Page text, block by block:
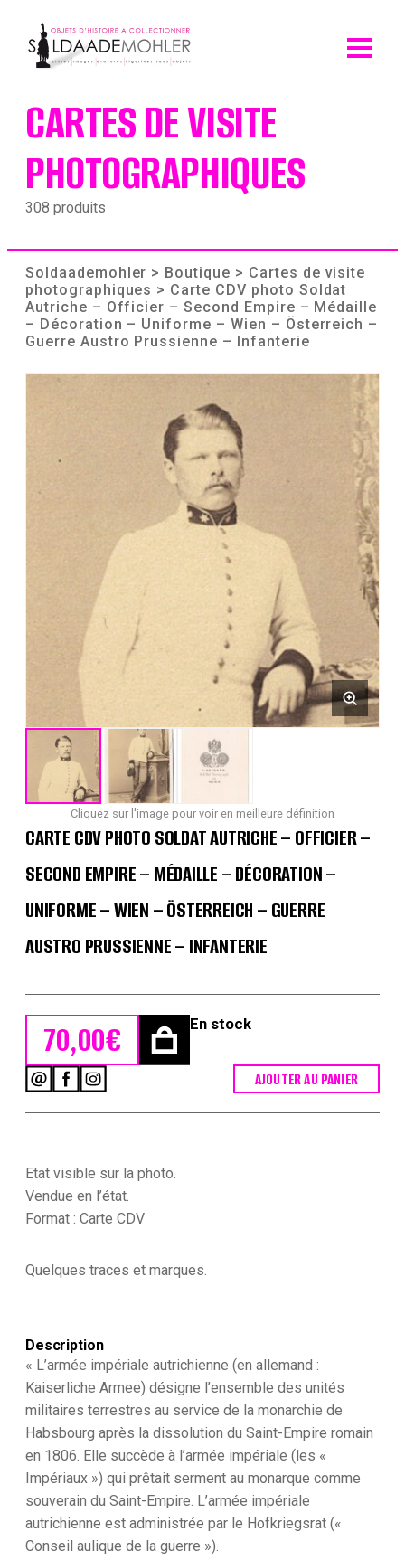
content
CARTES DE VISITE
PHOTOGRAPHIQUES
308 produits
Soldaademohler > Boutique > Cartes de visite
photographiques > Carte CDV photo Soldat
Autriche – Officier – Second Empire – Médaille
– Décoration – Uniforme – Wien – Österreich –
Guerre Austro Prussienne – Infanterie
Cliquez sur l'image pour voir en meilleure définition
CARTE CDV PHOTO SOLDAT AUTRICHE – OFFICIER –
SECOND EMPIRE – MÉDAILLE – DÉCORATION –
UNIFORME – WIEN – ÖSTERREICH – GUERRE
AUSTRO PRUSSIENNE – INFANTERIE
70,00€ En stock
Soldat
Autriche
-
Officier
Empire
-
Uniforme
-
Wien
-
Österreich
Guerre
Austro
Prussienne
-
Infanterie
AJOUTER AU PANIER
Etat visible sur la photo.
Vendue en l’état.
Format : Carte CDV
Quelques traces et marques.
Description
« L’armée impériale autrichienne (en allemand :
Kaiserliche Armee) désigne l’ensemble des unités
militaires terrestres au service de la monarchie de
Habsbourg après la dissolution du Saint-Empire romain
en 1806. Elle succède à l’armée impériale (les «
Impériaux ») qui prêtait serment au monarque comme
souverain du Saint-Empire. L’armée impériale
autrichienne est administrée par le Hofkriegsrat («
Conseil aulique de la guerre »).